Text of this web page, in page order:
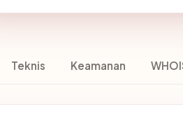
Teknis Keamanan